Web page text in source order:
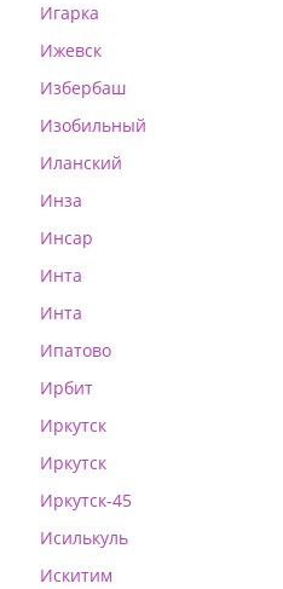
Игарка
Ижевск
Избербаш
Изобильный
Иланский
Инза
Инсар
Инта
Инта
Ипатово
Ирбит
Иркутск
Иркутск
Иркутск-45
Исилькуль
Искитим